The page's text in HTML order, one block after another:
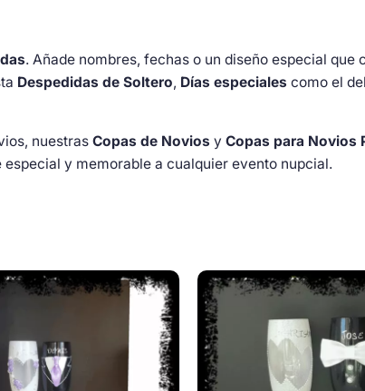
. Añade nombres, fechas o un diseño especial
Despedidas de Soltero, Días especiales como el
nuestras Copas de Novios y Copas para Novios
y memorable a cualquier evento nupcial.